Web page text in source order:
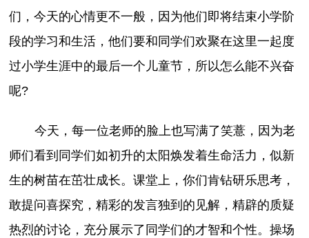
们，今天的心情更不一般，因为他们即将结束小学阶
段的学习和生活，他们要和同学们欢聚在这里一起度
过小学生涯中的最后一个儿童节，所以怎么能不兴奋
呢?
今天，每一位老师的脸上也写满了笑薏，因为老
师们看到同学们如初升的太阳焕发着生命活力，似新
生的树苗在茁壮成长。课堂上，你们肯钻研乐思考，
敢提问喜探究，精彩的发言独到的见解，精辟的质疑
热烈的讨论，充分展示了同学们的才智和个性。操场